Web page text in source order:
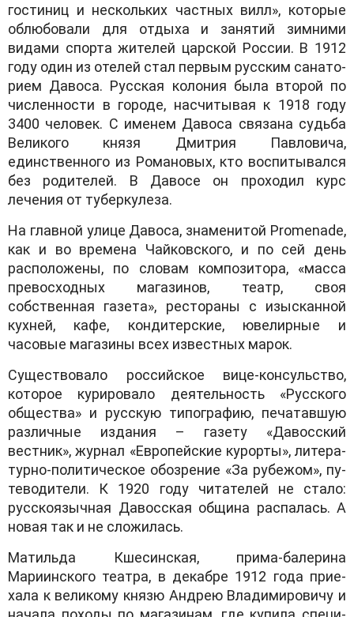
гостиниц и нескольких частных вилл», которые
облюбовали для отдыха и занятий зимними
видами спорта жителей царской России. В 1912
го­ду один из отелей стал пер­вым рус­ским са­на­то­
рием Да­во­са. Русская колония была второй по
численности в городе, насчитывая к 1918 году
3400 человек. С именем Давоса связана судьба
Великого князя Дмитрия Павловича,
единственного из Романовых, кто воспитывался
без родителей. В Давосе он проходил курс
лечения от туберкулеза.
На главной улице Давоса, знаменитой Promenade,
как и во времена Чайковского, и по сей день
расположены, по словам композитора, «масса
превосходных магазинов, театр, своя
собственная газета», рестораны с изысканной
кухней, кафе, кондитерские, ювелирные и
часовые магазины всех известных марок.
Существовало российское вице-консульство,
которое курировало деятельность «Русского
общества» и русскую типографию, печатавшую
различные издания – газету «Давосский
вестник», журнал «Ев­ро­пей­с­кие ку­рор­ты», ли­те­ра­
тур­но-поли­ти­чес­кое обоз­ре­ние «За ру­бе­жом», пу­
те­во­ди­те­ли. К 1920 году читателей не стало:
русскоязычная Давосская община распалась. А
новая так и не сложилась.
Ма­тиль­да Кше­син­с­кая, при­ма-ба­ле­ри­на
Мариинского театра, в де­каб­ре 1912 го­да при­е­
хала к великому кня­зю Ан­д­рею Вла­ди­ми­ро­ви­чу и